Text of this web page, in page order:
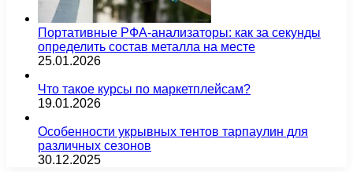
Портативные РФА-анализаторы: как за секунды
определить состав металла на месте
25.01.2026
Что такое курсы по маркетплейсам?
19.01.2026
Особенности укрывных тентов тарпаулин для
различных сезонов
30.12.2025